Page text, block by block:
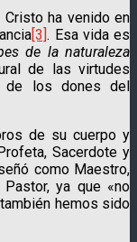
ha venido en
[3]. Esa vida es
de la naturaleza
de las virtudes
de los dones del
de su cuerpo y
Sacerdote y
como Maestro,
ya que «no
hemos sido